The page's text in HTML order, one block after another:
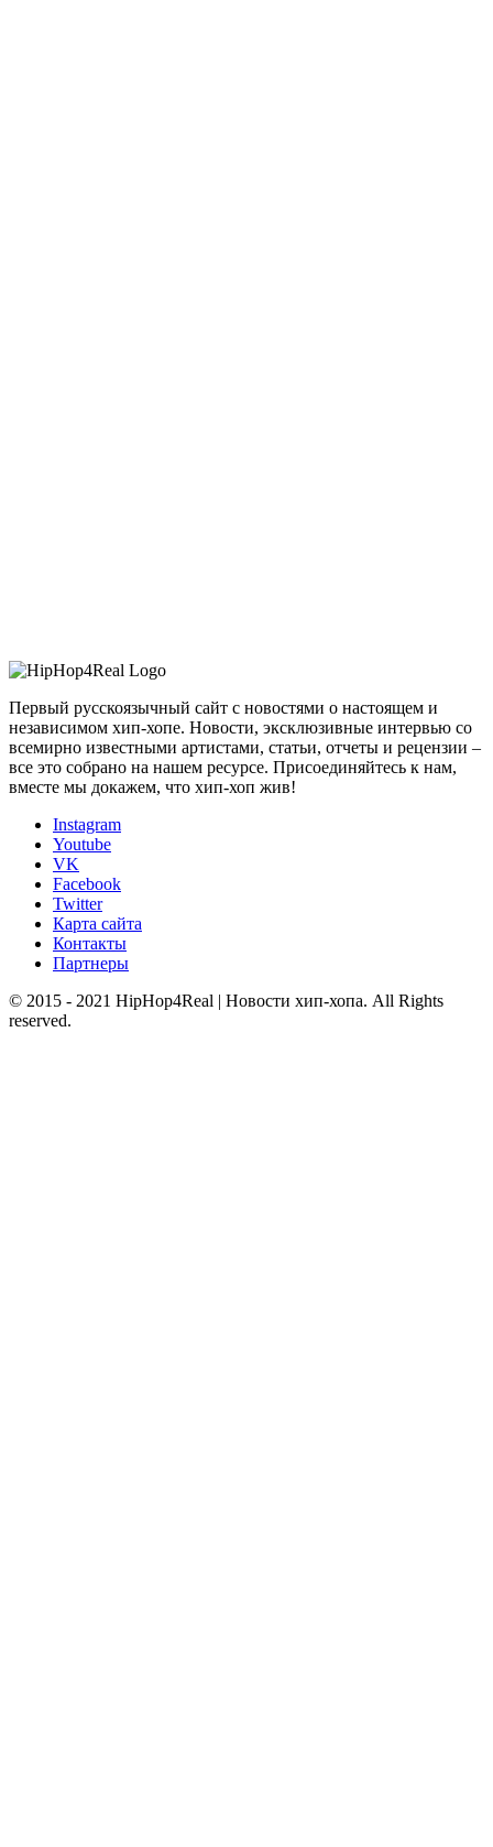
Первый русскоязычный сайт с новостями о настоящем и
независимом хип-хопе. Новости, эксклюзивные интервью со
всемирно известными артистами, статьи, отчеты и рецензии –
все это собрано на нашем ресурсе. Присоединяйтесь к нам,
вместе мы докажем, что хип-хоп жив!
Instagram
Youtube
VK
Facebook
Twitter
Карта сайта
Контакты
Партнеры
© 2015 - 2021 HipHop4Real | Новости хип-хопа. All Rights
reserved.